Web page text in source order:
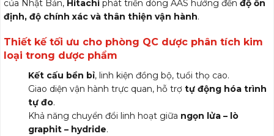
của Nhật Bản, Hitachi phát triển dòng AAS hướng đến độ ổn
định, độ chính xác và thân thiện vận hành.
Thiết kế tối ưu cho phòng QC dược phân tích kim
loại trong dược phẩm
Kết cấu bền bỉ, linh kiện đồng bộ, tuổi thọ cao.
Giao diện vận hành trực quan, hỗ trợ tự động hóa trình
tự đo.
Khả năng chuyển đổi linh hoạt giữa ngọn lửa – lò
graphit – hydride.